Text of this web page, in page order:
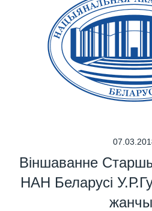
Віншаванне
НАН Беларусі